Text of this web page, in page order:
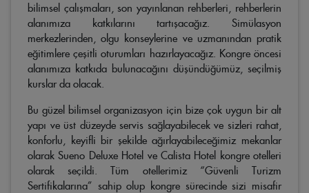
bilimsel çalışmaları, son yayınlanan rehberleri, rehberlerin
alanımıza katkılarını tartışacağız. Simülasyon
merkezlerinden, olgu konseylerine ve uzmanından pratik
eğitimlere çeşitli oturumları hazırlayacağız. Kongre öncesi
alanımıza katkıda bulunacağını düşündüğümüz, seçilmiş
kurslar da olacak.
Bu güzel bilimsel organizasyon için bize çok uygun bir alt
yapı ve üst düzeyde servis sağlayabilecek ve sizleri rahat,
konforlu, keyifli bir şekilde ağırlayabileceğimiz mekanlar
olarak Sueno Deluxe Hotel ve Calista Hotel kongre otelleri
olarak seçildi. Tüm otellerimiz “Güvenli Turizm
Sertifikalarına” sahip olup kongre sürecinde sizi misafir